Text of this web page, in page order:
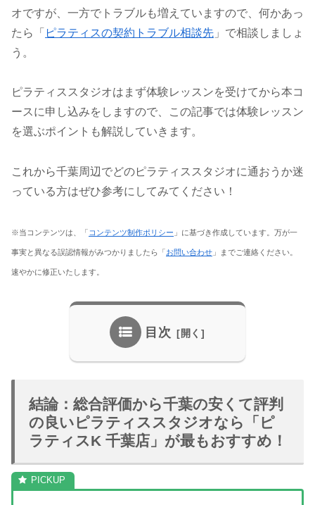
オですが、一方でトラブルも増えていますので、何かあっ
たら「 ピラティスの契約トラブル相談先 」で相談しましょ
う。
ピラティススタジオはまず体験レッスンを受けてから本コ
ースに申し込みをしますので、この記事では体験レッスン
を選ぶポイントも解説していきます。
これから千葉周辺でどのピラティススタジオに通おうか迷
っている方はぜひ参考にしてみてください！
※当コンテンツは、「 コンテンツ制作ポリシー 」に基づき作成しています。万が一
事実と異なる誤認情報がみつかりましたら「お問い合わせ 」までご連絡ください。
速やかに修正いたします。
目次
結論：総合評価から千葉の安くて評判
の良いピラティススタジオなら「ピ
ラティスK 千葉店」が最もおすすめ！